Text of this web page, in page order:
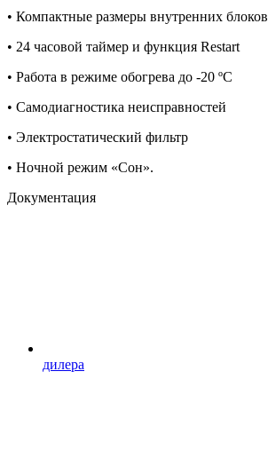
• Компактные размеры внутренних блоков
• 24 часовой таймер и функция Restart
• Работа в режиме обогрева до -20 ºС
• Самодиагностика неисправностей
• Электростатический фильтр
• Ночной режим «Сон».
Документация
дилера